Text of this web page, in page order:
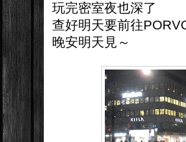
玩完密室夜也深了
查好明天要前往
晚安明天見～